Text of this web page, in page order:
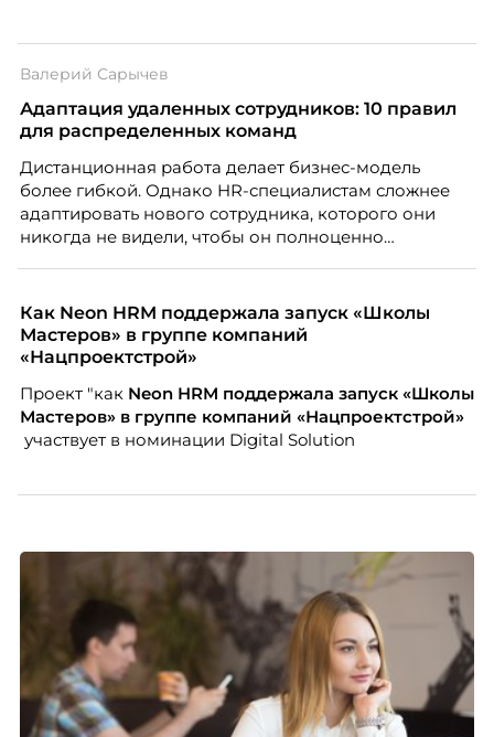
Валерий Сарычев
Адаптация удаленных сотрудников: 10 правил
для распределенных команд
Дистанционная работа делает бизнес-модель
более гибкой. Однако HR-специалистам сложнее
адаптировать нового сотрудника, которого они
никогда не видели, чтобы он полноценно
Как Neon HRM поддержала запуск «Школы
Мастеров» в группе компаний
«Нацпроектстрой»
Проект "как Neon HRM поддержала запуск «Школы
Мастеров» в группе компаний «Нацпроектстрой»
участвует в номинации Digital Solution